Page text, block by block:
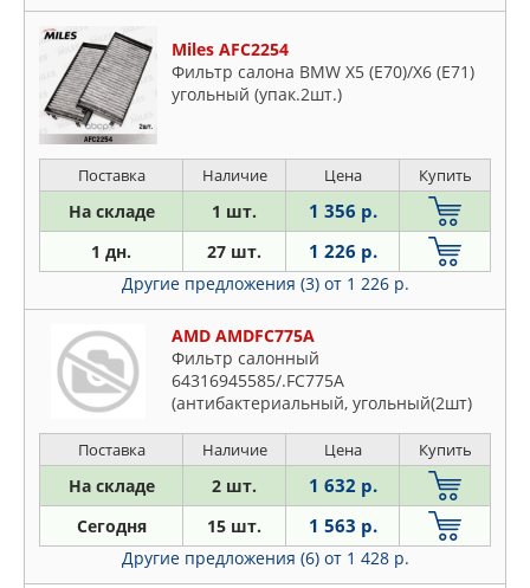
Miles AFC2254
Фильтр салона BMW X5 (E70)/X6 (E71)
угольный (упак.2шт.)
Поставка Наличие Цена Купить
На складе 1 шт. 1 356 р.
1 дн. 27 шт. 1 226 р.
Другие предложения (3) от 1 226 р.
AMD AMDFC775A
Фильтр салонный
64316945585/.FC775A
(антибактериальный, угольный(2шт)
Поставка Наличие Цена Купить
На складе 2 шт. 1 632 р.
Сегодня 15 шт. 1 563 р.
Другие предложения (6) от 1 428 р.